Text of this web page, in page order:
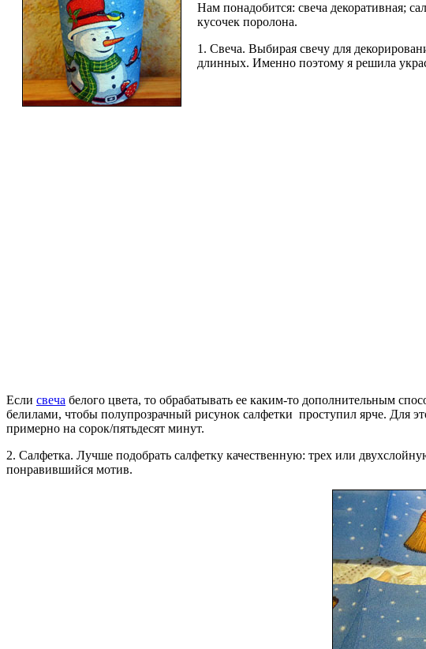
Нам понадобится: свеча декоративная;
кусочек поролона.
1. Свеча. Выбирая свечу для
длинных. Именно поэтому я решила
Если свеча белого цвета, то обрабатывать ее каким-то дополнительным
белилами, чтобы полупрозрачный рисунок салфетки проступил ярче. Для
примерно на сорок/пятьдесят минут.
2. Салфетка. Лучше подобрать салфетку качественную: трех или
понравившийся мотив.